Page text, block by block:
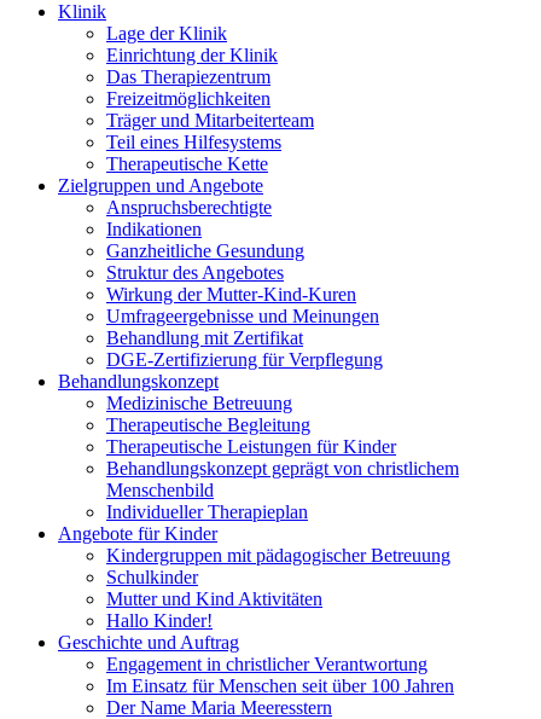
Klinik
Lage der Klinik
Einrichtung der Klinik
Das Therapiezentrum
Freizeitmöglichkeiten
Träger und Mitarbeiterteam
Teil eines Hilfesystems
Therapeutische Kette
Zielgruppen und Angebote
Anspruchsberechtigte
Indikationen
Ganzheitliche Gesundung
Struktur des Angebotes
Wirkung der Mutter-Kind-Kuren
Umfrageergebnisse und Meinungen
Behandlung mit Zertifikat
DGE-Zertifizierung für Verpflegung
Behandlungskonzept
Medizinische Betreuung
Therapeutische Begleitung
Therapeutische Leistungen für Kinder
Behandlungskonzept geprägt von christlichem
Menschenbild
Individueller Therapieplan
Angebote für Kinder
Kindergruppen mit pädagogischer Betreuung
Schulkinder
Mutter und Kind Aktivitäten
Hallo Kinder!
Geschichte und Auftrag
Engagement in christlicher Verantwortung
Im Einsatz für Menschen seit über 100 Jahren
Der Name Maria Meeresstern